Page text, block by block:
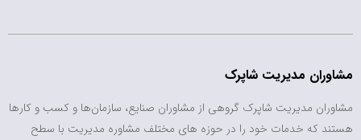
مشاوران مدیریت شاپرک
مشاوران مدیریت شاپرک گروهی از مشاوران صنایع، سازمان‌ها و کسب و کارها
هستند که خدمات خود را در حوزه های مختلف مشاوره مدیریت با سطح